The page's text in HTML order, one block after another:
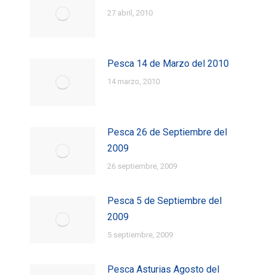
27 abril, 2010
Pesca 14 de Marzo del 2010
14 marzo, 2010
Pesca 26 de Septiembre del
2009
26 septiembre, 2009
Pesca 5 de Septiembre del
2009
5 septiembre, 2009
Pesca Asturias Agosto del